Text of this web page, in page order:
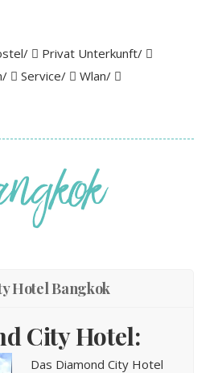
Privat Unterkunft/
Service/
Wlan/
Hotel Bangkok
City Hotel:
Das Diamond City Hotel